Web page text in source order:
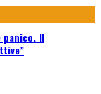
panico. Il